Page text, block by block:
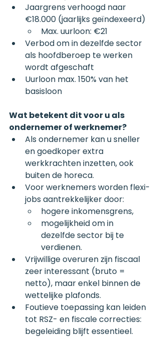
Jaargrens verhoogd naar
€18.000 (jaarlijks geïndexeerd)
Max. uurloon: €21
Verbod om in dezelfde sector
als hoofdberoep te werken
wordt afgeschaft
Uurloon max. 150% van het
basisloon
Wat betekent dit voor u als
ondernemer of werknemer?
Als ondernemer kan u sneller
en goedkoper extra
werkkrachten inzetten, ook
buiten de horeca.
Voor werknemers worden flexi-
jobs aantrekkelijker door:
hogere inkomensgrens,
mogelijkheid om in
dezelfde sector bij te
verdienen.
Vrijwillige overuren zijn fiscaal
zeer interessant (bruto =
netto), maar enkel binnen de
wettelijke plafonds.
Foutieve toepassing kan leiden
tot RSZ- en fiscale correcties:
begeleiding blijft essentieel.